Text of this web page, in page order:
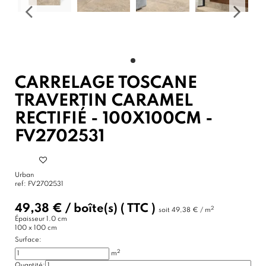
CARRELAGE TOSCANE
TRAVERTIN CARAMEL
RECTIFIÉ - 100X100CM -
FV2702531
Urban
ref: FV2702531
49,38 € / boîte(s) ( TTC ) soit 49,38 € / m2
Épaisseur 1.0 cm
100 x 100 cm
Surface:
m2